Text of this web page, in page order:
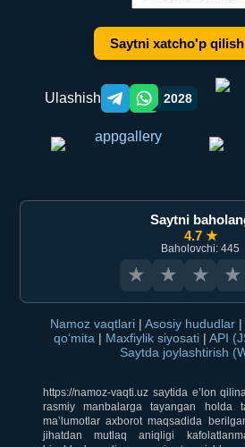
Saytni xatcho'p qilish
Ulashish Telegram orqali ulashish
WhatsApp orqali
2028
Saytni
4.7 ★
Baholovchi: 445
★ ★ ★ ★
Namoz vaqtlari | Asosiy hududlar |
qo‘mita | Maxfiylik siyosati | API
Saytda joylashtirish
https://namoz-vaqti.uz saytida e’lon
rasmiy manbalarga tayangan holda
ma’lumotlar axborot maqsadida
jihatdan mutlaq aniqligi